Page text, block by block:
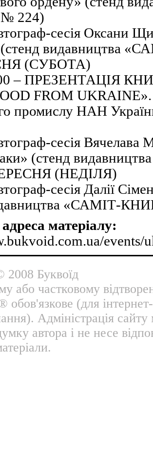
224)
сесія Оксани
(стенд видавництва
(СУБОТА)
– ПРЕЗЕНТАЦІЯ
FROM UKRAINE».
промислу НАН
сесія Вячелава
(стенд
(НЕДІЛЯ)
сесія Далії
«САМІТ-
матеріалу:
events/
Буквоїд
або частковому
обов'язкове (для
Адміністрація
автора і не несе